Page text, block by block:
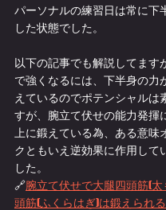
パーソナルの練習日は常に下
した状態でした。
以下の記事でも解説してます
で強くなるには、下半身の力
えているのでポテンシャルは
すが、腕立て伏せの能力発揮
上に鍛えている為、ある意味
クともいえ逆効果に作用して
した。
🔗腕立て伏せで大腿四頭筋(
頭筋(ふくらはぎ)は鍛えられ